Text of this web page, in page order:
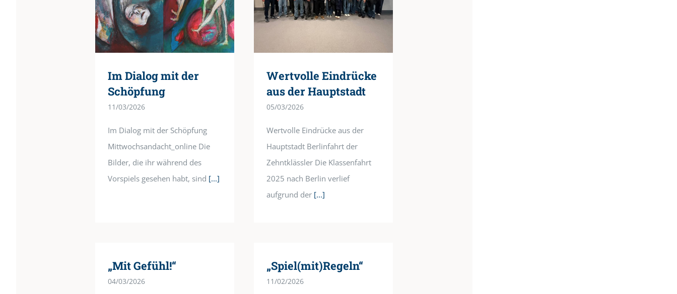
Im Dialog mit der
Schöpfung
11/03/2026
Im Dialog mit der Schöpfung
Mittwochsandacht_online Die
Bilder, die ihr während des
Vorspiels gesehen habt, sind [...]
Wertvolle Eindrücke
aus der Hauptstadt
05/03/2026
Wertvolle Eindrücke aus der
Hauptstadt Berlinfahrt der
Zehntklässler Die Klassenfahrt
2025 nach Berlin verlief
aufgrund der[...]
„Mit Gefühl!“
04/03/2026
„Spiel(mit)Regeln“
11/02/2026